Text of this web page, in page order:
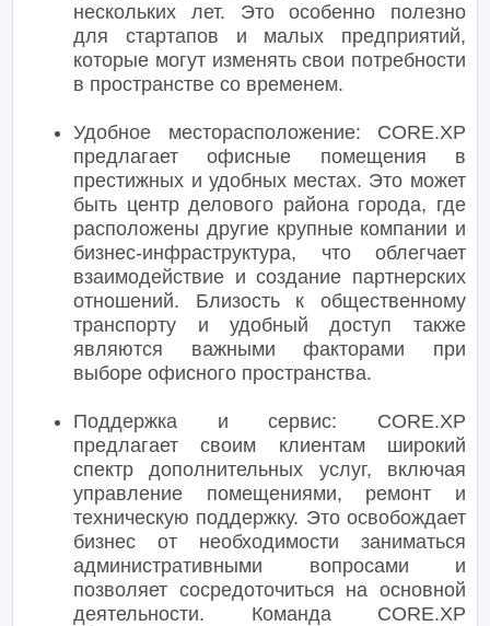
нескольких лет. Это особенно полезно
для стартапов и малых предприятий,
которые могут изменять свои потребности
в пространстве со временем.
Удобное месторасположение: CORE.XP
предлагает офисные помещения в
престижных и удобных местах. Это может
быть центр делового района города, где
расположены другие крупные компании и
бизнес-инфраструктура, что облегчает
взаимодействие и создание партнерских
отношений. Близость к общественному
транспорту и удобный доступ также
являются важными факторами при
выборе офисного пространства.
Поддержка и сервис: CORE.XP
предлагает своим клиентам широкий
спектр дополнительных услуг, включая
управление помещениями, ремонт и
техническую поддержку. Это освобождает
бизнес от необходимости заниматься
административными вопросами и
позволяет сосредоточиться на основной
деятельности. Команда CORE.XP